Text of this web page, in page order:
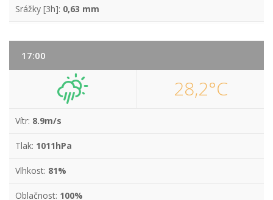
Srážky [3h]: 0,63 mm
17:00
28,2°C
Vítr: 8.9m/s
Tlak: 1011hPa
Vlhkost: 81%
Oblačnost: 100%